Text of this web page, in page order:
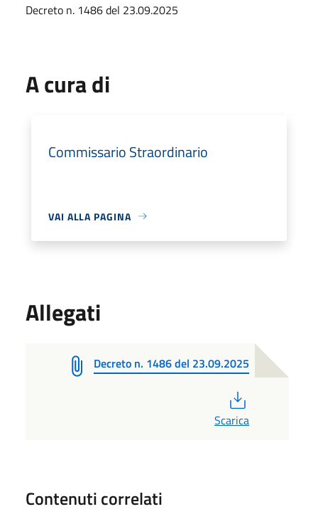
Decreto n. 1486 del 23.09.2025
A cura di
Commissario Straordinario
VAI ALLA PAGINA
Allegati
Decreto n. 1486 del 23.09.2025
Scarica
Contenuti correlati